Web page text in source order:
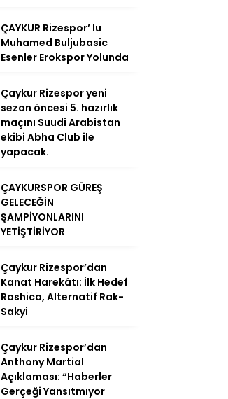
ÇAYKUR Rizespor’ lu
Muhamed Buljubasic
Esenler Erokspor Yolunda
Çaykur Rizespor yeni
sezon öncesi 5. hazırlık
maçını Suudi Arabistan
ekibi Abha Club ile
yapacak.
ÇAYKURSPOR GÜREŞ
GELECEĞİN
ŞAMPİYONLARINI
YETİŞTİRİYOR
Çaykur Rizespor’dan
Kanat Harekâtı: İlk Hedef
Rashica, Alternatif Rak-
Sakyi
Çaykur Rizespor’dan
Anthony Martial
Açıklaması: “Haberler
Gerçeği Yansıtmıyor